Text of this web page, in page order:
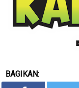
BAGIKAN: